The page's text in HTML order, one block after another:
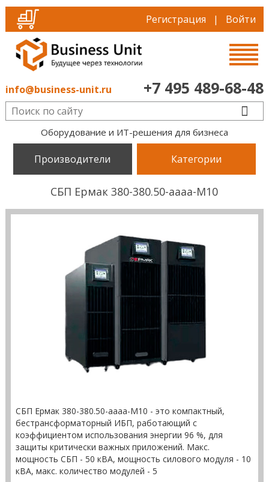
Регистрация | Войти
info@business-unit.ru +7 495 489-68-48
Оборудование и ИТ-решения для бизнеса
Производители Категории
СБП Ермак 380-380.50-аааа-М10
СБП Ермак 380-380.50-аааа-М10 - это компактный,
бестрансформаторный ИБП, работающий с
коэффициентом использования энергии 96 %, для
защиты критически важных приложений. Макс.
мощность СБП - 50 кВА, мощность силового модуля - 10
кВА, макс. количество модулей - 5